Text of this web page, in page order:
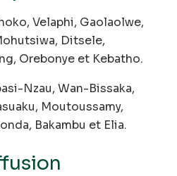
Velaphi, Gaolaolwe,
Ditsele,
Orebonye et Kebatho.
Nzau, Wan-Bissaka,
Moutoussamy,
Bakambu et Elia.